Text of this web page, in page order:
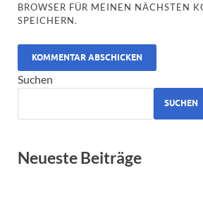
BROWSER FÜR MEINEN NÄCHSTEN
SPEICHERN.
ALTERNATIVE:
Suchen
SUCHEN
Neueste Beiträge